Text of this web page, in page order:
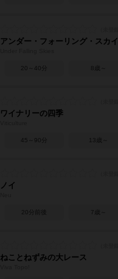
アンダー・フォーリング・スカイ
20～40分 8歳～
ワイナリーの四季
45～90分 13歳～
ノイ
20分前後 7歳～
ねことねずみの大レース